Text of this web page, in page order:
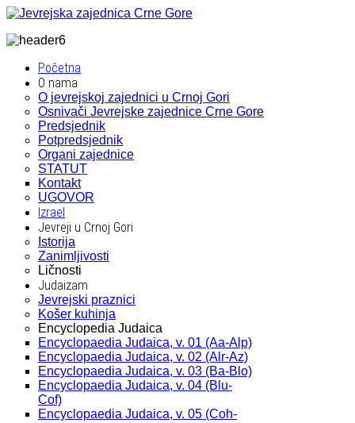
Početna
O nama
O jevrejskoj zajednici u Crnoj Gori
Osnivači Jevrejske zajednice Crne Gore
Predsjednik
Potpredsjednik
Organi zajednice
STATUT
Kontakt
UGOVOR
Izrael
Jevreji u Crnoj Gori
Istorija
Zanimljivosti
Ličnosti
Judaizam
Jevrejski praznici
Košer kuhinja
Encyclopedia Judaica
Encyclopaedia Judaica, v. 01 (Aa-Alp)
Encyclopaedia Judaica, v. 02 (Alr-Az)
Encyclopaedia Judaica, v. 03 (Ba-Blo)
Encyclopaedia Judaica, v. 04 (Blu-
Cof)
Encyclopaedia Judaica, v. 05 (Coh-